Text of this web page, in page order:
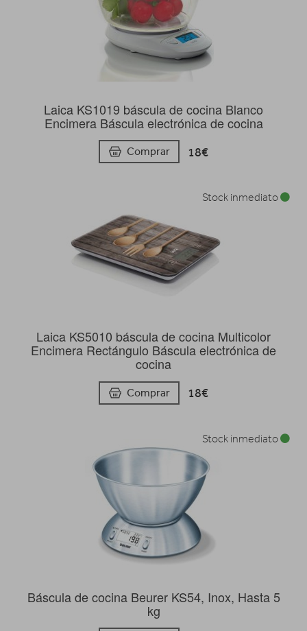
Laica KS1019 báscula de cocina Blanco
Encimera Báscula electrónica de cocina
Comprar 18€
Laica KS5010 báscula de cocina Multicolor
Encimera Rectángulo Báscula electrónica de
cocina
Comprar 18€
Stock inmediato
Báscula de cocina Beurer KS54, Inox, Hasta 5
kg
Stock inmediato